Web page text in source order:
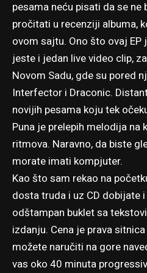
pesama neću pisati da se ne
pročitati u recenziji albuma,
ovom sajtu. Ono što ovaj
jeste i jedan live video clip,
Novom Sadu, gde su pored
Interfector i Draconic.
novijih pesama koju tek
Puna je prelepih melodija
ritmova. Naravno, da biste
morate imati kompjuter.
Kao što sam rekao na
dosta truda i uz CD dobijate
odštampan buklet sa
izdanju. Cena je prava
možete naručiti na gore
vas oko 40 minuta